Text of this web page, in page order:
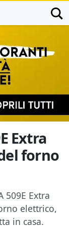
Extra
forno
509E Extra
elettrico,
in casa.